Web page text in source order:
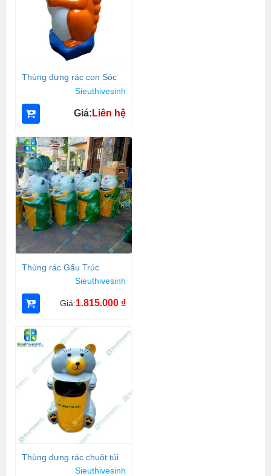
Thùng đựng rác con Sóc
Sieuthivesinh
Giá: Liên hệ
Thùng rác Gấu Trúc
Sieuthivesinh
Giá:1.815.000 ₫
Thùng đựng rác chuột túi
Sieuthivesinh